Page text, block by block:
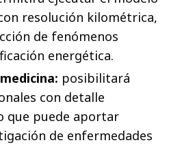
resolución kilométrica,
de fenómenos
energética.
posibilitará
con detalle
que puede aportar
de enfermedades